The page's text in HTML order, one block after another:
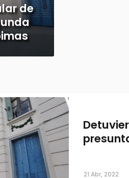
de
21 Abr, 2022